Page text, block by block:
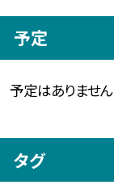
予定
予定はありません
タグ